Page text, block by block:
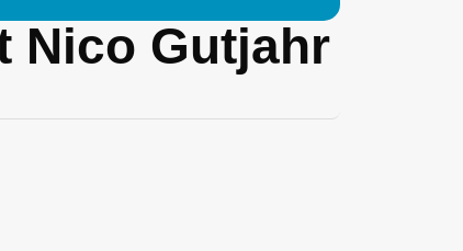
Nico Gutjahr